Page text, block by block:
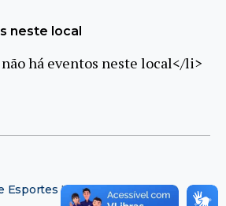
neste local
há eventos neste local</li>
Esportes Unificados (CEU)